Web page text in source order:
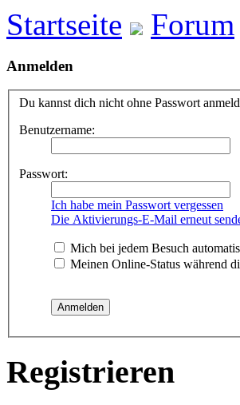
Startseite Forum
Anmelden
Du kannst dich nicht ohne Passwort
Benutzername:
Passwort:
Ich habe mein Passwort vergessen
Die Aktivierungs-E-Mail erneut
Mich bei jedem Besuch
Meinen Online-Status während
Registrieren